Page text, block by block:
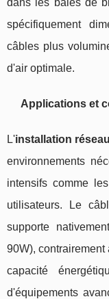
spécifiquement
câbles plus
d'air optimale.
Applications et
L'installation
environnements
intensifs comme
utilisateurs. Le
supporte
90W),
capacité
d'équipements